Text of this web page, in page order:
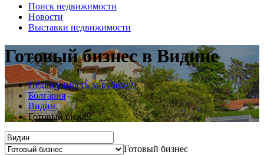
Поиск недвижимости
Новости
Выставки недвижимости
Готовый бизнесв Видине
Недвижимость за рубежом
Болгария
Видин
Готовый бизнес
Готовый бизнес